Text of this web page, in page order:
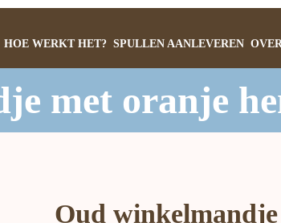
HOE WERKT HET? SPULLEN AANLEVEREN
met oranje
Oud